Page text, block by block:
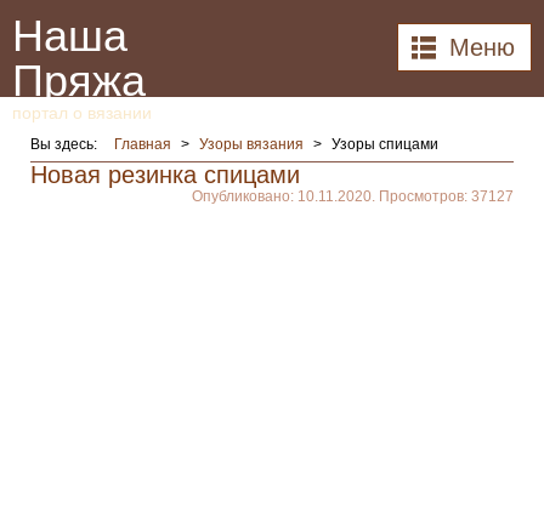
Наша
Пряжа
портал о вязании
Меню
Вы здесь: Главная > Узоры вязания > Узоры спицами
Новая резинка спицами
Опубликовано: 10.11.2020. Просмотров: 37127